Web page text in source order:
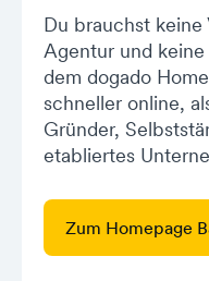
Du brauchst keine
Agentur und
dem dogado
schneller online,
Gründer,
etabliertes
Zum Homepage